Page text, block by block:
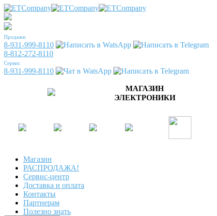
Продажи
8-931-999-8110
8-812-272-8110
Сервис
8-931-999-8110
МАГАЗИН
ЭЛЕКТРОНИКИ
Магазин
РАСПРОДАЖА!
Сервис-центр
Доставка и оплата
Контакты
Партнерам
Полезно знать